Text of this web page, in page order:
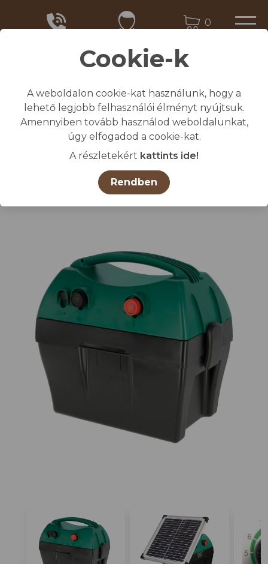
0
Kezdőlap
Összes termék
AKO Mobil Power A1200
Cookie-k
A weboldalon cookie-kat használunk, hogy a
lehető legjobb felhasználói élményt nyújtsuk.
Amennyiben tovább használod weboldalunkat,
úgy elfogadod a cookie-kat.
A részletekért kattints ide!
Rendben